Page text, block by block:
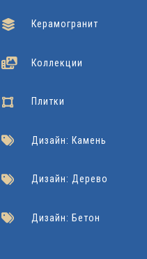
Керамогранит
Коллекции
Плитки
Дизайн: Камень
Дизайн: Дерево
Дизайн: Бетон